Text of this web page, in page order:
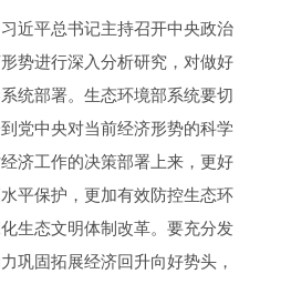
平总书记主持召开中央政治
势进行深入分析研究，对做好
统部署。生态环境部系统要切
党中央对当前经济形势的科学
济工作的决策部署上来，更好
平保护，更加有效防控生态环
生态文明体制改革。要充分发
巩固拓展经济回升向好势头，